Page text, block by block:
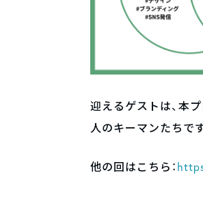
迎えるゲストは、本
人のキーマンたちです
他の回はこちら：